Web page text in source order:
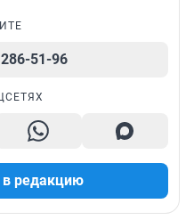
51-96
в редакцию